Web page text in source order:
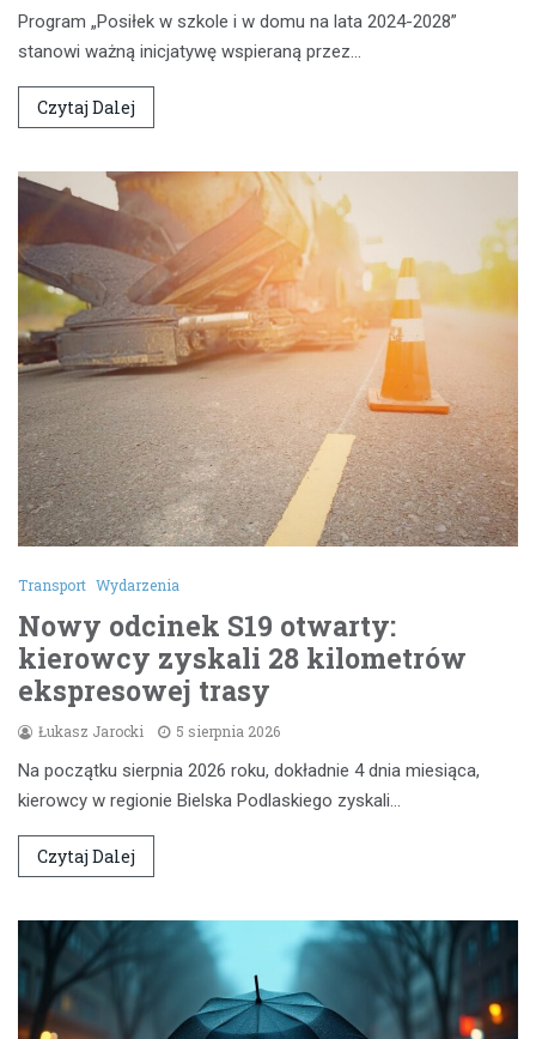
Program „Posiłek w szkole i w domu na lata 2024-2028”
stanowi ważną inicjatywę wspieraną przez…
Czytaj Dalej
Transport Wydarzenia
Nowy odcinek S19 otwarty:
kierowcy zyskali 28 kilometrów
ekspresowej trasy
Łukasz Jarocki 5 sierpnia 2026
Na początku sierpnia 2026 roku, dokładnie 4 dnia miesiąca,
kierowcy w regionie Bielska Podlaskiego zyskali…
Czytaj Dalej